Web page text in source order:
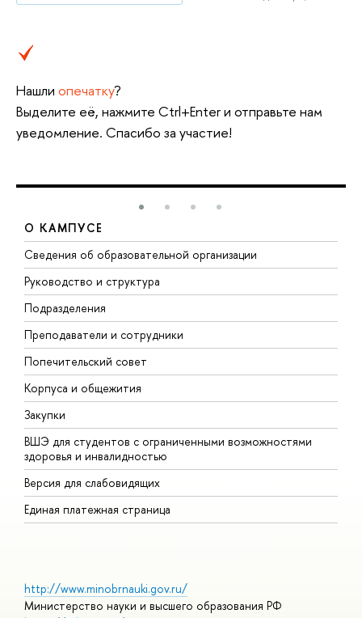
Нашли опечатку?
Выделите её, нажмите Ctrl+Enter и отправьте нам
уведомление. Спасибо за участие!
О КАМПУСЕ
Сведения об образовательной организации
Руководство и структура
Подразделения
Преподаватели и сотрудники
Попечительский совет
Корпуса и общежития
Закупки
ВШЭ для студентов с ограниченными возможностями
здоровья и инвалидностью
Версия для слабовидящих
Единая платежная страница
http://www.minobrnauki.gov.ru/
Министерство науки и высшего образования РФ